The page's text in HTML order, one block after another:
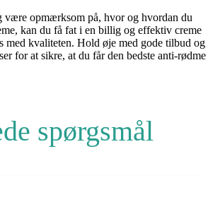
være opmærksom på, hvor og hvordan du
kan du få fat i en billig og effektiv creme
med kvaliteten. Hold øje med gode tilbud og
for at sikre, at du får den bedste anti-rødme
spørgsmål